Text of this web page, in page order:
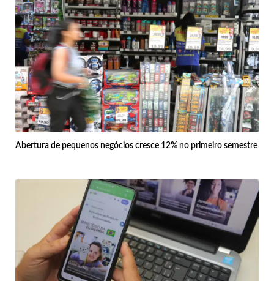
Abertura de pequenos negócios cresce 12% no primeiro semestre